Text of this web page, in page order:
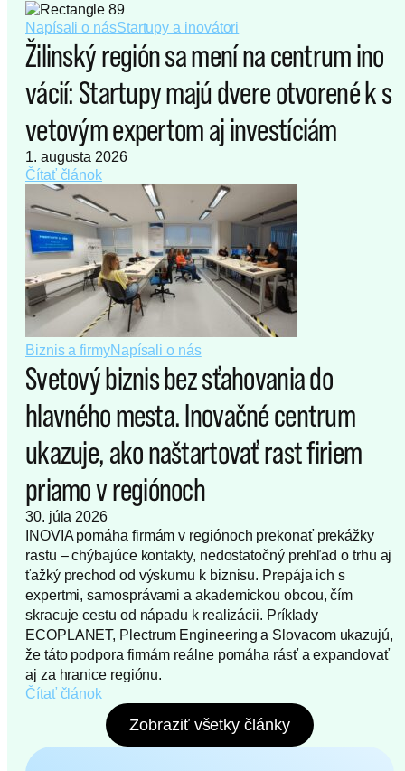
Napísali o násStartupy a inovátori
Žilinský región sa mení na centrum ino
vácií: Startupy majú dvere otvorené k s
vetovým expertom aj investíciám
1. augusta 2026
Čítať článok
Biznis a firmyNapísali o nás
Svetový biznis bez sťahovania do
hlavného mesta. Inovačné centrum
ukazuje, ako naštartovať rast firiem
priamo v regiónoch
30. júla 2026
INOVIA pomáha firmám v regiónoch prekonať prekážky
rastu – chýbajúce kontakty, nedostatočný prehľad o trhu aj
ťažký prechod od výskumu k biznisu. Prepája ich s
expertmi, samosprávami a akademickou obcou, čím
skracuje cestu od nápadu k realizácii. Príklady
ECOPLANET, Plectrum Engineering a Slovacom ukazujú,
že táto podpora firmám reálne pomáha rásť a expandovať
aj za hranice regiónu.
Čítať článok
Zobraziť všetky články